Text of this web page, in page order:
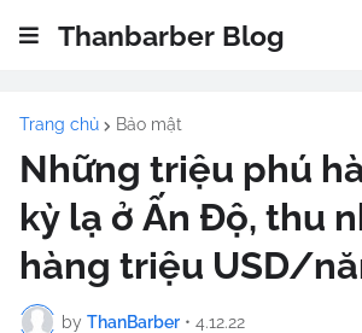
Thanbarber Blog
Trang chủ Bảo mật
Những triệu phú
kỳ lạ ở Ấn Độ, thu
hàng triệu USD/
by ThanBarber • 4.12.22